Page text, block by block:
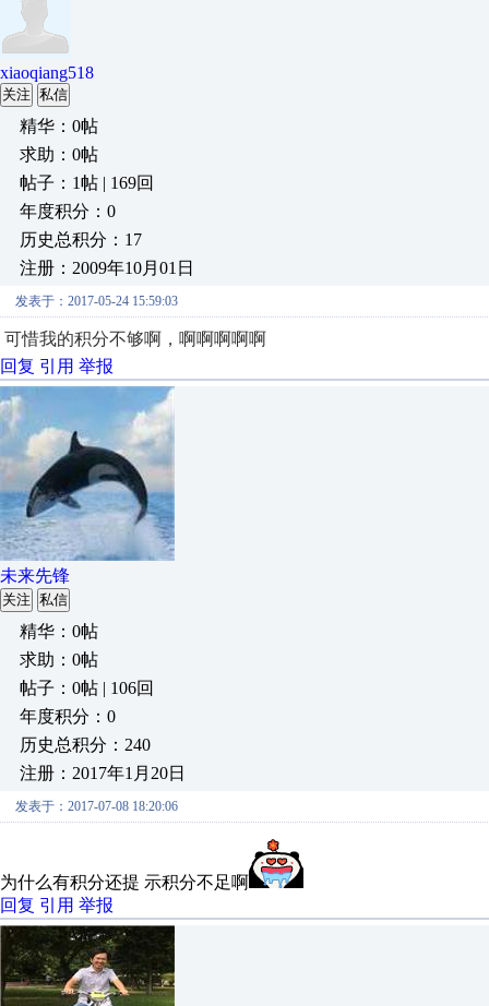
xiaoqiang518
关注 私信
精华：0帖
求助：0帖
帖子：1帖 | 169回
年度积分：0
历史总积分：17
注册：2009年10月01日
发表于：2017-05-24 15:59:03
可惜我的积分不够啊，啊啊啊啊啊
回复 引用 举报
未来先锋
关注 私信
精华：0帖
求助：0帖
帖子：0帖 | 106回
年度积分：0
历史总积分：240
注册：2017年1月20日
发表于：2017-07-08 18:20:06
为什么有积分还提 示积分不足啊
回复 引用 举报